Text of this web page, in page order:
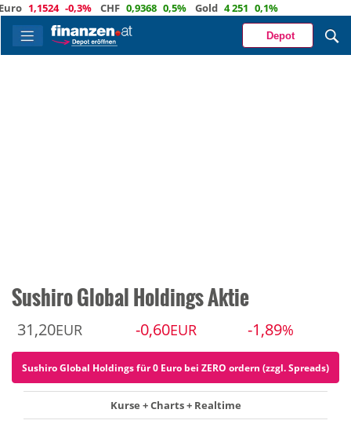
-0,3% CHF 0,9368 0,5% Gold 4 251 0,1%
Depot
Sushiro Global Holdings Aktie
31,20EUR -0,60EUR -1,89%
Sushiro Global Holdings für 0 Euro bei ZERO ordern (zzgl. Spreads)
Kurse + Charts + Realtime